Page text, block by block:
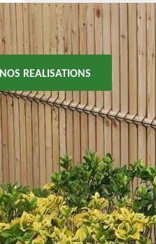
NOS REALISATIONS